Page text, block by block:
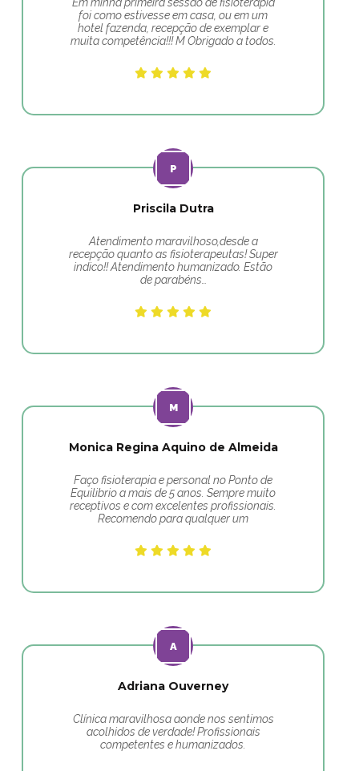
foi como estivesse em casa, ou em um
hotel fazenda, recepção de exemplar e
muita competência!!! M Obrigado a todos.
Priscila Dutra
Atendimento maravilhoso,desde a
recepção quanto as fisioterapeutas! Super
indico!! Atendimento humanizado. Estão
de parabéns…
Monica Regina Aquino de Almeida
Faço fisioterapia e personal no Ponto de
Equilibrio a mais de 5 anos. Sempre muito
receptivos e com excelentes profissionais.
Recomendo para qualquer um
Adriana Ouverney
Clínica maravilhosa aonde nos sentimos
acolhidos de verdade! Profissionais
competentes e humanizados.